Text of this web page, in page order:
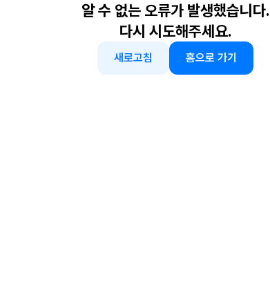
알 수 없는 오류가 발생했습니다.
다시 시도해주세요.
새로고침 홈으로 가기